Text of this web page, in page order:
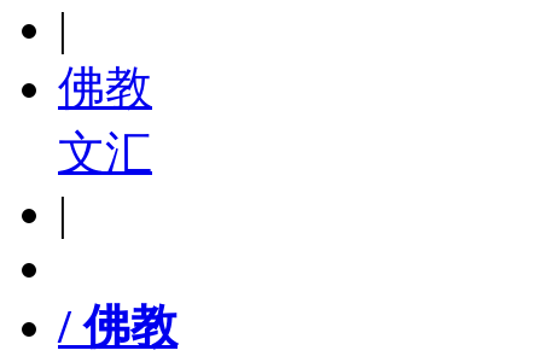
|
佛教
文汇
|
/ 佛教